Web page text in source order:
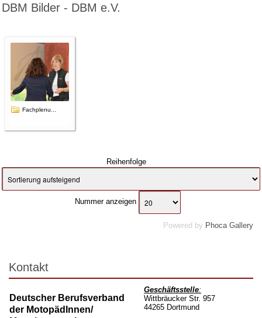
DBM Bilder - DBM e.V.
Fachplenu...
Reihenfolge
Nummer anzeigen
Powered by Phoca Gallery
Kontakt
Deutscher Berufsverband
der MotopädInnen/
Geschäftsstelle:
Wittbräucker Str. 957
44265 Dortmund